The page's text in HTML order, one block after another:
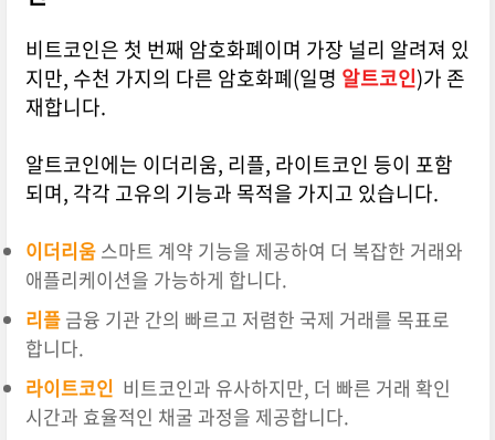
비트코인은 첫 번째 암호화폐이며 가장 널리 알려져 있
지만, 수천 가지의 다른 암호화폐(일명 알트코인)가 존
재합니다.
알트코인에는 이더리움, 리플, 라이트코인 등이 포함
되며, 각각 고유의 기능과 목적을 가지고 있습니다.
이더리움스마트 계약 기능을 제공하여 더 복잡한 거래와
애플리케이션을 가능하게 합니다.
리플금융 기관 간의 빠르고 저렴한 국제 거래를 목표로
합니다.
라이트코인 비트코인과 유사하지만, 더 빠른 거래 확인
시간과 효율적인 채굴 과정을 제공합니다.